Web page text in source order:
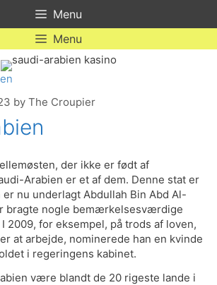
Menu
Menu
by The Croupier
der ikke er født af
Arabien er et af dem. Denne stat er
nu underlagt Abdullah Bin Abd Al-
bragte nogle bemærkelsesværdige
2009, for eksempel, på trods af loven,
at arbejde, nominerede han en kvinde
i regeringens kabinet.
være blandt de 20 rigeste lande i